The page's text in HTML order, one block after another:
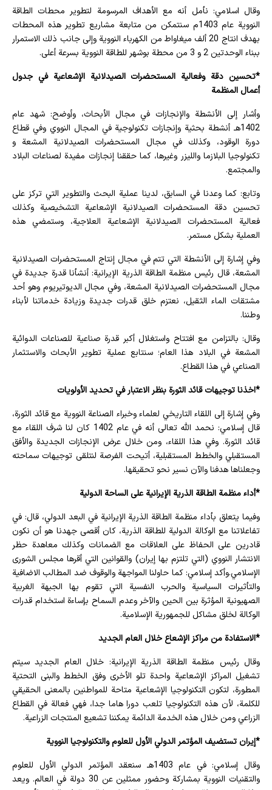
وقال اسلامي: نأمل أنه مع الأهداف المرسومة لتطوير محطات الطاقة
النووية عام 1403م سنتمكن من متابعة مشاريع تطوير هذه المحطات
بهدف انتاج 20 ألف ميغاواط من الكهرباء النووية وإلى جانب ذلك الاستمرار
ببناء الوحدتين 2 و 3 من محطة بوشهر للطاقة النووية بسرعة أعلى.
*تحسين دقة وفعالية المستحضرات الصيدلانية الإشعاعية في جدول
أعمال المنظمة
وأشار إلى الأنشطة والإنجازات في مجال الأبحاث، وأوضح: شهد عام
1402هـ أنشطة بحثية وإنجازات تكنولوجية في المجال النووي وفي قطاع
دورة الوقود، وكذلك في مجال المستحضرات الصيدلانية المشعة و
تكنولوجيا البلازما والليزر وغيرها، كما حققنا إنجازات مفيدة لصناعات البلاد
والمجتمع.
وتابع: كما وعدنا في السابق، لدينا عملية البحث والتطوير التي تركز على
تحسين دقة المستحضرات الصيدلانية الإشعاعية التشخيصية وكذلك
فعالية المستحضرات الصيدلانية الإشعاعية العلاجية، وستمضي هذه
العملية بشكل مستمر.
وفي إشارة إلى الأنشطة التي تتم في مجال إنتاج المستحضرات الصيدلانية
المشعة، قال رئيس منظمة الطاقة الذرية الإيرانية: أنشأنا قدرة جديدة في
مجال المستحضرات الصيدلانية المشعة، وفي مجال الديوتيريوم وهو أحد
مشتقات الماء الثقيل، نعتزم خلق قدرات جديدة وزيادة خدماتنا لأبناء
وطننا.
وقال: بالتزامن مع افتتاح واستغلال أكبر قدرة صناعية للصناعات الدوائية
المشعة في البلاد هذا العام؛ سنتابع عملية تطوير الأبحاث والاستثمار
الصناعي في هذا القطاع.
*اخذنا توجيهات قائد الثورة بنظر الاعتبار في تحديد الأولويات
وفي إشارة إلى اللقاء التاريخي لعلماء وخبراء الصناعة النووية مع قائد الثورة،
قال إسلامي: نحمد الله تعالى أنه في عام 1402 كان لنا شرف اللقاء مع
قائد الثورة. وفي هذا اللقاء، ومن خلال عرض الإنجازات الجديدة والأفق
المستقبلي والخطط المستقبلية، أتيحت الفرصة لنتلقى توجيهات سماحته
وجعلناها هدفنا والآن نسير نحو تحقيقها.
*أداء منظمة الطاقة الذرية الإيرانية على الساحة الدولية
وفيما يتعلق بأداء منظمة الطاقة الذرية الإيرانية في البعد الدولي، قال: في
تفاعلاتنا مع الوكالة الدولية للطاقة الذرية، كان أقصى جهدنا هو أن نكون
قادرين على الحفاظ على العلاقات مع الضمانات وكذلك معاهدة حظر
الانتشار النووي (التي تلتزم بها إيران) والقوانين التي أقرها مجلس الشورى
الإسلامي.وأكد إسلامي: كما حاولنا المواجهة والوقوف ضد المطالب الاضافية
والتأثيرات السياسية والحرب النفسية التي تقوم بها الجبهة الغربية
الصهيونية المؤثرة بين الحين والآخر وعدم السماح بإساءة استخدام قدرات
الوكالة لخلق مشاكل للجمهورية الإسلامية.
*الاستفادة من مراكز الإشعاع خلال العام الجديد
وقال رئيس منظمة الطاقة الذرية الإيرانية: خلال العام الجديد سيتم
تشغيل المراكز الإشعاعية واحدة تلو الأخرى وفق الخطط والبنى التحتية
المطورة، لتكون التكنولوجيا الإشعاعية متاحة للمواطنين بالمعنى الحقيقي
للكلمة، لأن هذه التكنولوجيا تلعب دورا هاما جدا، فهي فعالة في القطاع
الزراعي ومن خلال هذه الخدمة الدائمة يمكننا تشعيع المنتجات الزراعية.
*إيران تستضيف المؤتمر الدولي الأول للعلوم والتكنولوجيا النووية
وقال إسلامي: في عام 1403هـ سنعقد المؤتمر الدولي الأول للعلوم
والتقنيات النووية بمشاركة وحضور ممثلين عن 30 دولة في العالم. ويعد